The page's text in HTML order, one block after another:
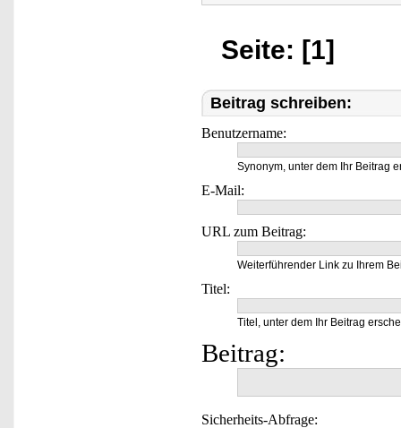
Seite: [1]
Beitrag schreiben:
Benutzername:
Synonym, unter dem Ihr Beitrag
E-Mail:
URL zum Beitrag:
Weiterführender Link zu Ihrem
Titel:
Titel, unter dem Ihr Beitrag
Beitrag:
Sicherheits-Abfrage: